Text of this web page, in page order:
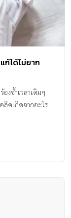
ก้ได้ไม่ยาก
งซ้ำเวลาเดิมๆ
ลิคเกิดจากอะไร